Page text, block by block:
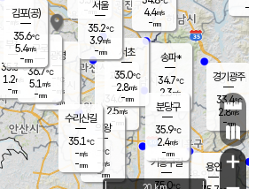
과천
34.6℃
2.5m/s
- mm
용인
경기광주
33.4℃
2.8m/s
-mm
-
의왕
- ℃
-m/s
-mm
- ℃
-m/s
mm
광명
- ℃
-m/s
-mm
부천
35.3℃
1.2m/s
-mm
구로
36.7℃
5.1 m/s
-mm
- mm 4.4m/s
-mm
송파*
34.7℃
2.3m/s
-mm
서초
35.0℃
2.8m/s
-mm
기흥구갈
35.0℃
수리산길
35.1℃
-m/s
-mm
분당구
35.9℃
2.4m/s
-mm
김포(공)
35.6℃
5.4m/s
-mm
서울
35.2℃
3.9m/s
-mm
+